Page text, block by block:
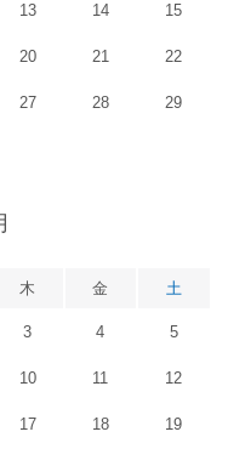
13 14 15
20 21 22
27 28 29
木 金 土
3 4 5
10 11 12
17 18 19